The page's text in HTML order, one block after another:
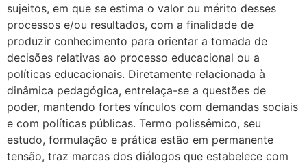
sujeitos, em que se estima o valor ou mérito desses
processos e/ou resultados, com a finalidade de
produzir conhecimento para orientar a tomada de
decisões relativas ao processo educacional ou a
políticas educacionais. Diretamente relacionada à
dinâmica pedagógica, entrelaça-se a questões de
poder, mantendo fortes vínculos com demandas sociais
e com políticas públicas. Termo polissêmico, seu
estudo, formulação e prática estão em permanente
tensão, traz marcas dos diálogos que estabelece com